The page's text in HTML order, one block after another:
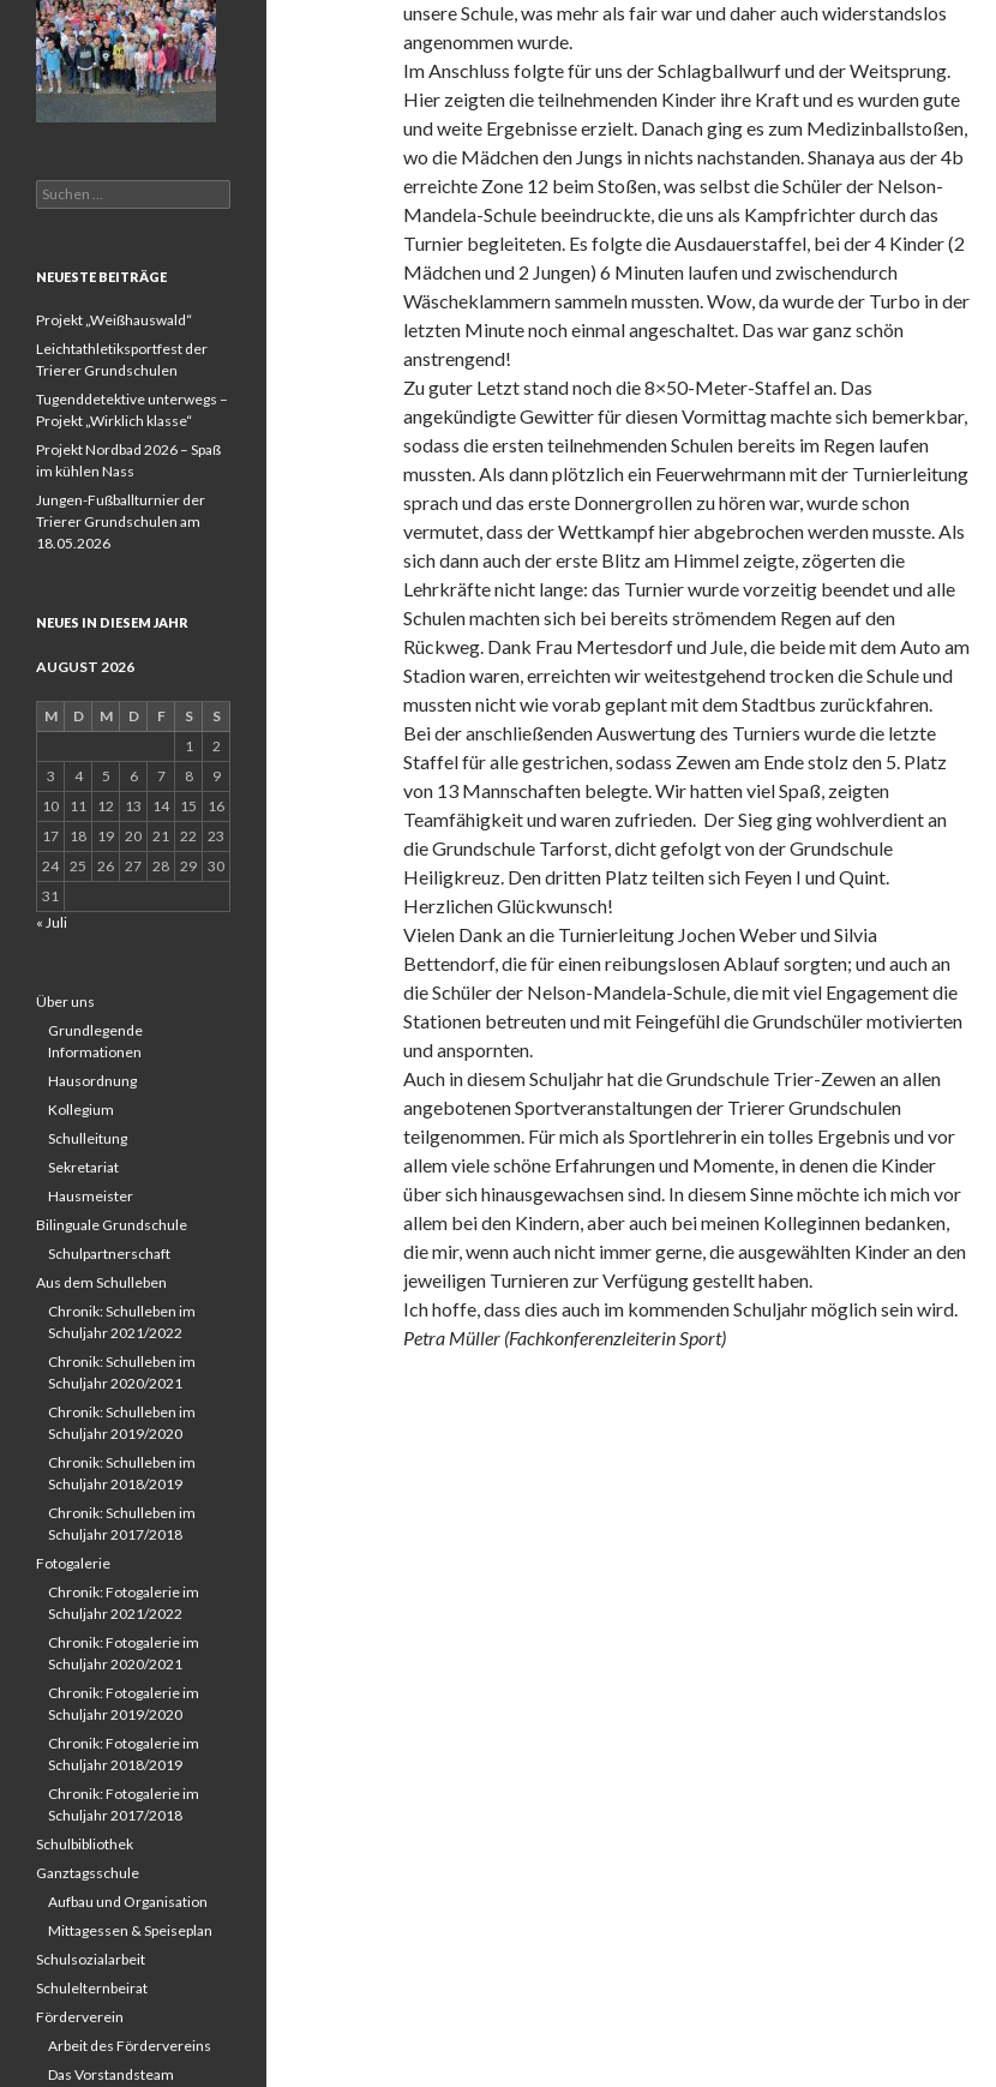
unsere Schule, was mehr als fair war und daher auch widerstandslos
angenommen wurde.
Im Anschluss folgte für uns der Schlagballwurf und der Weitsprung.
Hier zeigten die teilnehmenden Kinder ihre Kraft und es wurden gute
und weite Ergebnisse erzielt. Danach ging es zum Medizinballstoßen,
wo die Mädchen den Jungs in nichts nachstanden. Shanaya aus der 4b
erreichte Zone 12 beim Stoßen, was selbst die Schüler der Nelson-
Mandela-Schule beeindruckte, die uns als Kampfrichter durch das
Turnier begleiteten. Es folgte die Ausdauerstaffel, bei der 4 Kinder (2
Mädchen und 2 Jungen) 6 Minuten laufen und zwischendurch
Wäscheklammern sammeln mussten. Wow, da wurde der Turbo in der
letzten Minute noch einmal angeschaltet. Das war ganz schön
anstrengend!
Zu guter Letzt stand noch die 8×50-Meter-Staffel an. Das
angekündigte Gewitter für diesen Vormittag machte sich bemerkbar,
sodass die ersten teilnehmenden Schulen bereits im Regen laufen
mussten. Als dann plötzlich ein Feuerwehrmann mit der Turnierleitung
sprach und das erste Donnergrollen zu hören war, wurde schon
vermutet, dass der Wettkampf hier abgebrochen werden musste. Als
sich dann auch der erste Blitz am Himmel zeigte, zögerten die
Lehrkräfte nicht lange: das Turnier wurde vorzeitig beendet und alle
Schulen machten sich bei bereits strömendem Regen auf den
Rückweg. Dank Frau Mertesdorf und Jule, die beide mit dem Auto am
Stadion waren, erreichten wir weitestgehend trocken die Schule und
mussten nicht wie vorab geplant mit dem Stadtbus zurückfahren.
Bei der anschließenden Auswertung des Turniers wurde die letzte
Staffel für alle gestrichen, sodass Zewen am Ende stolz den 5. Platz
von 13 Mannschaften belegte. Wir hatten viel Spaß, zeigten
Teamfähigkeit und waren zufrieden. Der Sieg ging wohlverdient an
die Grundschule Tarforst, dicht gefolgt von der Grundschule
Heiligkreuz. Den dritten Platz teilten sich Feyen I und Quint.
Herzlichen Glückwunsch!
Vielen Dank an die Turnierleitung Jochen Weber und Silvia
Bettendorf, die für einen reibungslosen Ablauf sorgten; und auch an
die Schüler der Nelson-Mandela-Schule, die mit viel Engagement die
Stationen betreuten und mit Feingefühl die Grundschüler motivierten
und anspornten.
Auch in diesem Schuljahr hat die Grundschule Trier-Zewen an allen
angebotenen Sportveranstaltungen der Trierer Grundschulen
teilgenommen. Für mich als Sportlehrerin ein tolles Ergebnis und vor
allem viele schöne Erfahrungen und Momente, in denen die Kinder
über sich hinausgewachsen sind. In diesem Sinne möchte ich mich vor
allem bei den Kindern, aber auch bei meinen Kolleginnen bedanken,
die mir, wenn auch nicht immer gerne, die ausgewählten Kinder an den
jeweiligen Turnieren zur Verfügung gestellt haben.
Ich hoffe, dass dies auch im kommenden Schuljahr möglich sein wird.
Petra Müller (Fachkonferenzleiterin Sport)
Suchen
nach:
NEUESTE BEITRÄGE
Projekt „Weißhauswald“
Leichtathletiksportfest der
Trierer Grundschulen
Tugenddetektive unterwegs –
Projekt „Wirklich klasse“
Projekt Nordbad 2026 – Spaß
im kühlen Nass
Jungen-Fußballturnier der
Trierer Grundschulen am
18.05.2026
NEUES IN DIESEM JAHR
AUGUST 2026
M D M D F S
S
1
2
3
4 5 6 7 8
9
10
11 12 13 14 15
16
17
18 19 20 21 22
23
24 25 26 27 28 29 30
31
« Juli
Über uns
Grundlegende
Informationen
Hausordnung
Kollegium
Schulleitung
Sekretariat
Hausmeister
Bilinguale Grundschule
Schulpartnerschaft
Aus dem Schulleben
Chronik: Schulleben im
Schuljahr 2021/2022
Chronik: Schulleben im
Schuljahr 2020/2021
Chronik: Schulleben im
Schuljahr 2019/2020
Chronik: Schulleben im
Schuljahr 2018/2019
Chronik: Schulleben im
Schuljahr 2017/2018
Fotogalerie
Chronik: Fotogalerie im
Schuljahr 2021/2022
Chronik: Fotogalerie im
Schuljahr 2020/2021
Chronik: Fotogalerie im
Schuljahr 2019/2020
Chronik: Fotogalerie im
Schuljahr 2018/2019
Chronik: Fotogalerie im
Schuljahr 2017/2018
Schulbibliothek
Ganztagsschule
Aufbau und Organisation
Mittagessen & Speiseplan
Schulsozialarbeit
Schulelternbeirat
Förderverein
Arbeit des Fördervereins
Das Vorstandsteam